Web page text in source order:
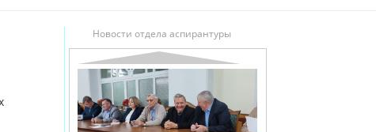
Новости отдела аспирантуры